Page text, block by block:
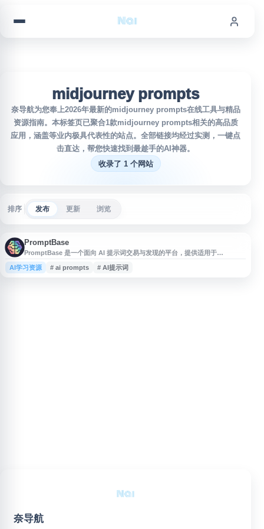
midjourney prompts
奈导航为您奉上2026年最新的midjourney prompts在线工具与精品
资源指南。本标签页已聚合1款midjourney prompts相关的高品质
应用，涵盖等业内极具代表性的站点。全部链接均经过实测，一键点
击直达，帮您快速找到最趁手的AI神器。
收录了 1 个网站
排序 发布 更新 浏览
PromptBase
PromptBase 是一个面向 AI 提示词交易与发现的平台，提供适用于
ChatGPT、Gemini、Midjourney、DALL·E、Stable Diffusion、Llama、
Flux 等工具的提示词资源。用户可按文本、图像、视频、设计、营销、商
AI学习资源 # ai prompts # AI提示词
奈导航